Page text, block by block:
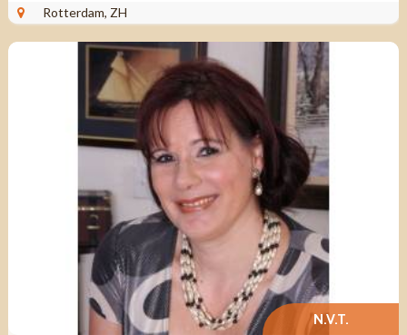
blijft hangen, ...
Rotterdam, ZH
N.V.T.